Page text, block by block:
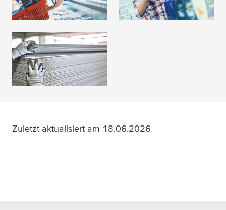
MEHR LESEN MEHR LESEN
Wellpappenindustrie
MEHR LESEN
Zuletzt aktualisiert am 18.06.2026